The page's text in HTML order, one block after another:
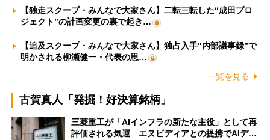
【独走スクープ・みんなで大家さん】二転三転した“成田プロ
ジェクト”の計画変更の裏で起き…
【追及スクープ・みんなで大家さん】独占入手“内部議事録”で
明かされる柳瀬健一・代表の思…
一覧を見る
古賀真人「発掘！好決算銘柄」
三菱重工が「AIインフラの新たな主役」として再
評価される気運 エヌビディアとの提携でAIデ…